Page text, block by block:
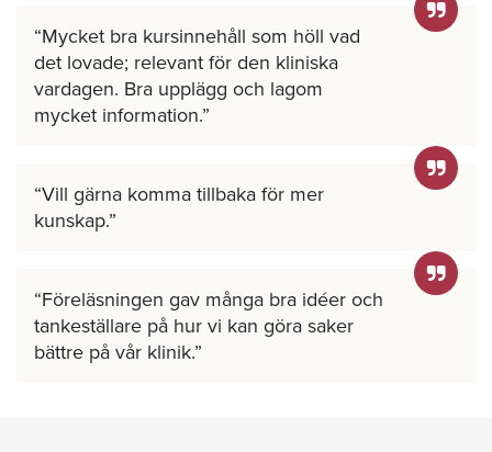
Mycket bra kursinnehåll som höll vad
det lovade; relevant för den kliniska
vardagen. Bra upplägg och lagom
mycket information.
Vill gärna komma tillbaka för mer
kunskap.
Föreläsningen gav många bra idéer och
tankeställare på hur vi kan göra saker
bättre på vår klinik.